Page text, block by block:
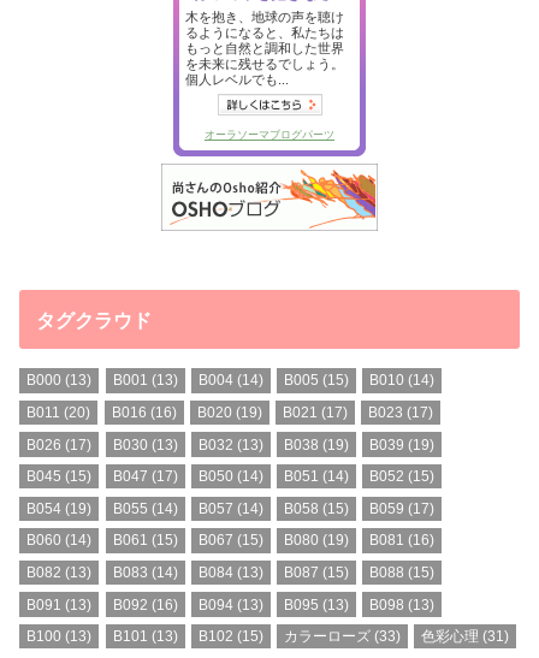
タグクラウド
B000 (13) B001 (13) B004(14) B005 (15) B010 (14)
B011 (20) B016 (16) B020 (19) B021 (17) B023 (17)
B026 (17) B030 (13) B032 (13) B038 (19) B039 (19)
B045 (15) B047 (17) B050 (14) B051 (14) B052 (15)
B054 (19) B055 (14) B057 (14) B058 (15) B059 (17)
B060 (14) B061 (15) B067 (15) B080 (19) B081 (16)
B082 (13) B083 (14) B084(13) B087 (15) B088 (15)
B091 (13) B092 (16) B094(13) B095 (13) B098 (13)
B100 (13) B101 (13) B102 (15) カラーローズ (33) 色彩心理 (31)